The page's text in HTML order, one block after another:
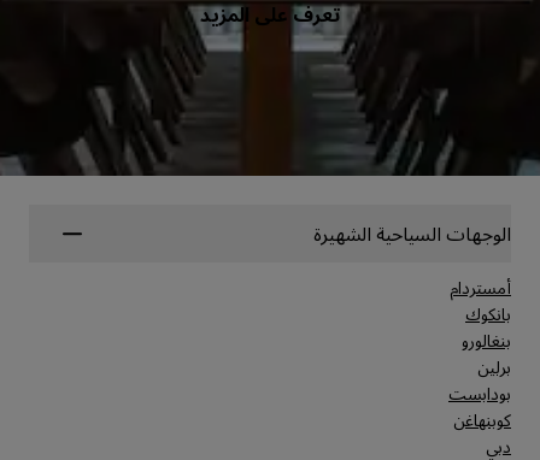
تعرف على المزيد
الوجهات السياحية الشهيرة
أمستردام
بانكوك
بنغالورو
برلين
بودابست
كوبنهاغن
دبي